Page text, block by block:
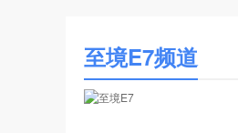
至境E7频道